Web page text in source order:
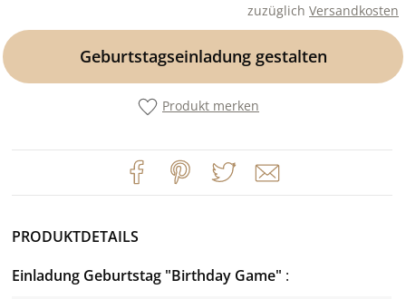
zuzüglich Versandkosten
Geburtstagseinladung gestalten
Produkt merken
PRODUKTDETAILS
Einladung Geburtstag "Birthday Game"